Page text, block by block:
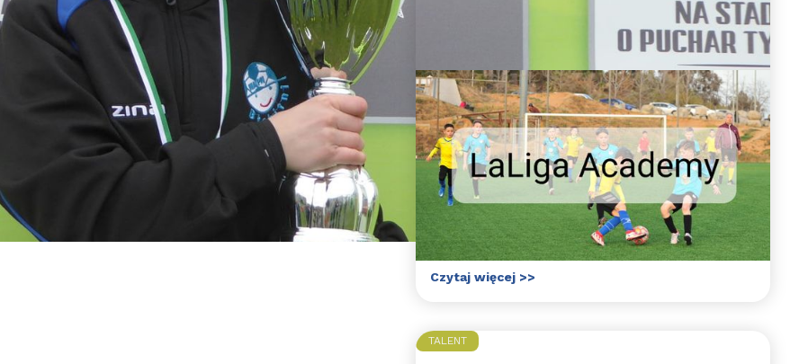
w naszej Akademii grała w latach 2017-2021.
Akademii która została powołana na zgrupowanie
Zofia Okoń i Nina Abe.
byli też
Fryderyk Misztal(obecnie Legia
którzy również mają za sobą grę w WAPN Błękitni
Wychowanek Błękitnych
Wejherowo w akademii
LaLiga!
Karol Kwaśniewski, wychowanek "Błękitnych"
z rocznika 2009, jako jedyny bramkarz z
Polski rozpoczyna przygodę w LaLiga
Academy!
Czytaj więcej >>
TALENT